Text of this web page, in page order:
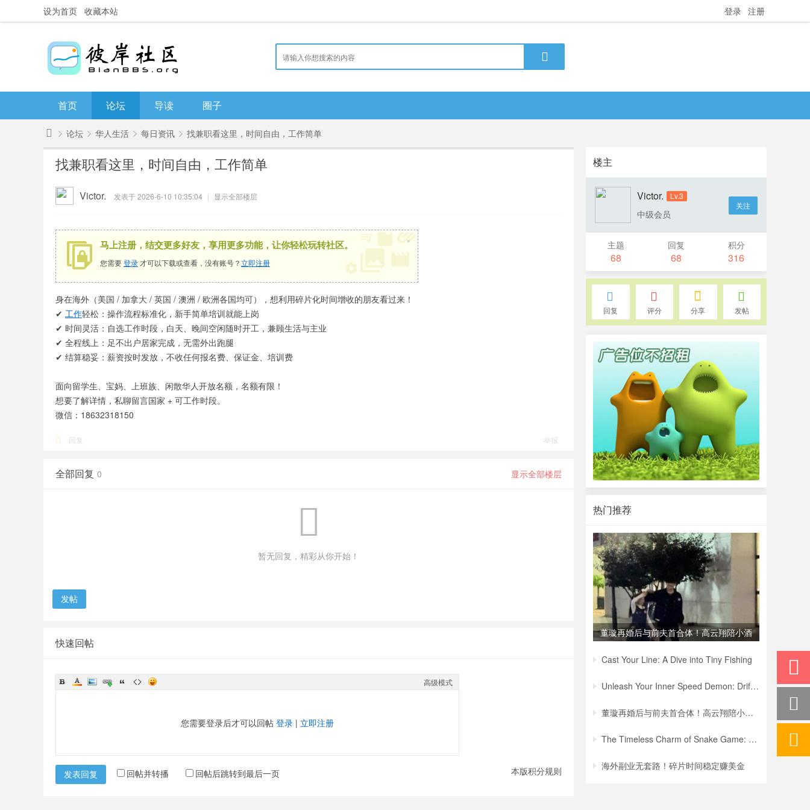
设为首页 收藏本站 登录 注册
首页 论坛 导读 圈子
彼
»
论坛 华人生活 每日资讯 找兼职看这里，时间自由，工作简单
找兼职看这里，时间自由，工作简单
Victor. 发表于 2026-6-10 10:35:04 | 显示全部楼层
马上注册，结交更多好友，享用更多功能，让你轻松玩转社区。
您需要登录 才可以下载或查看，没有账号？立即注册
×
身在海外（美国 / 加拿大 / 英国 / 澳洲 / 欧洲各国均可），想利用碎片化时间增收的朋友看过来！
✔ 工作轻松：操作流程标准化，新手简单培训就能上岗
✔ 时间灵活：自选工作时段，白天、晚间空闲随时开工，兼顾生活与主业
✔ 全程线上：足不出户居家完成，无需外出跑腿
✔ 结算稳妥：薪资按时发放，不收任何报名费、保证金、培训费
面向留学生、宝妈、上班族、闲散华人开放名额，名额有限！
想要了解详情，私聊留言国家 + 可工作时段。
微信：18632318150
回复 举报
全部回复 0 显示全部楼层
暂无回复，精彩从你开始！
发帖
快速回帖
高级模式
您需要登录后才可以回帖 登录 | 立即注册
本版积分规则
发表回复 回帖并转播 回帖后跳转到最后一页
楼主
Victor. Lv.3
中级会员
关注
主题
68
回复
68
积分
316
回复 评分 分享 发帖
热门推荐
董璇再婚后与前夫首合体！高云翔陪小酒
Cast Your Line: A Dive into Tiny Fishing
Unleash Your Inner Speed Demon: Drift Hu
董璇再婚后与前夫首合体！高云翔陪小酒窝买
The Timeless Charm of Snake Game: A Jour
海外副业无套路！碎片时间稳定赚美金